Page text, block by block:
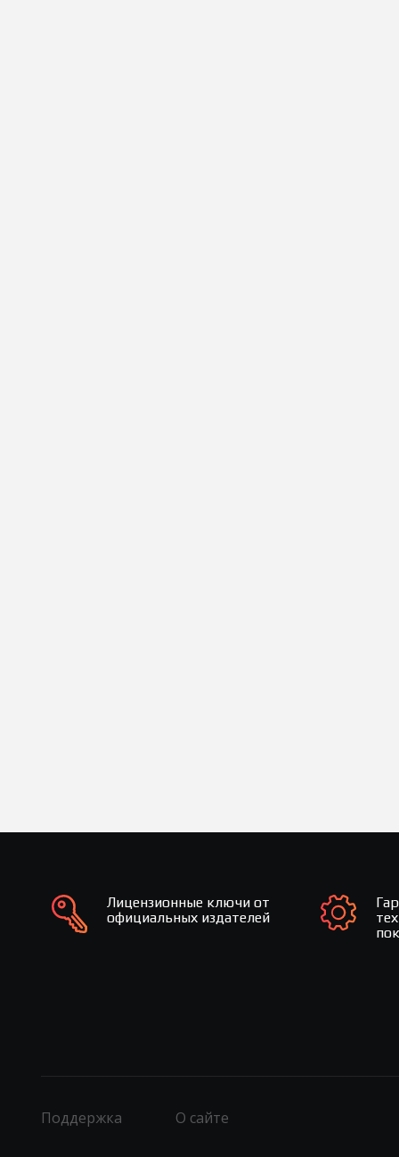
Лицензионные ключи от
официальных издателей
Поддержка О сайте